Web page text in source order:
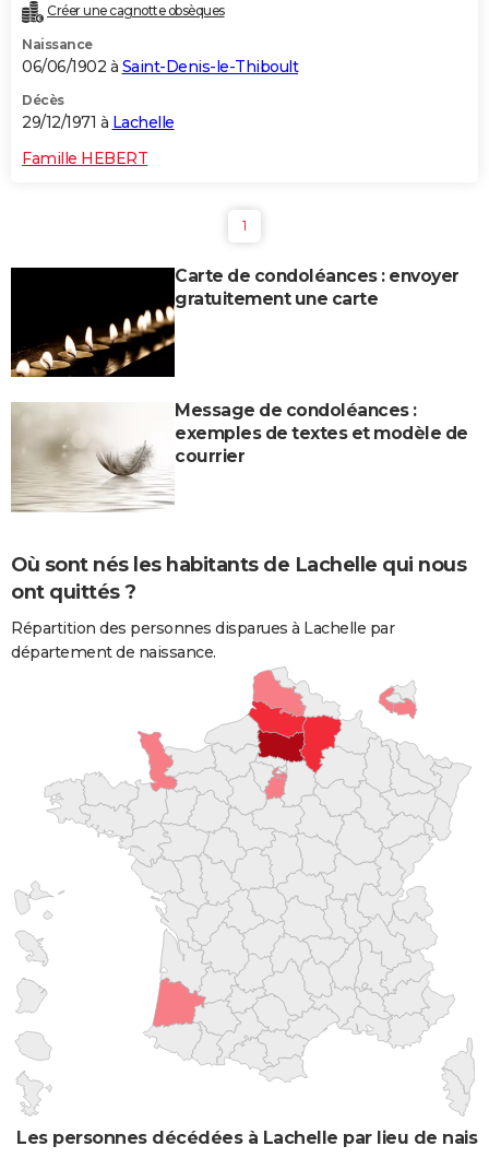
Créer une cagnotte obsèques
Naissance
06/06/1902 à Saint-Denis-le-Thiboult
Décès
29/12/1971 à Lachelle
Famille HEBERT
1
Carte de condoléances : envoyer
gratuitement une carte
Message de condoléances :
exemples de textes et modèle de
courrier
Où sont nés les habitants de Lachelle qui nous
ont quittés ?
Répartition des personnes disparues à Lachelle par
département de naissance.
Les personnes décédées à Lachelle par lieu de